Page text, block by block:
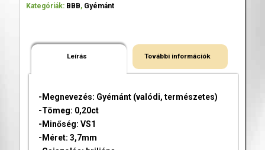
Kategóriák: BBB, Gyémánt
Leírás További információk
-Megnevezés: Gyémánt (valódi, természetes)
-Tömeg: 0,20ct
-Minőség: VS1
-Méret: 3,7mm